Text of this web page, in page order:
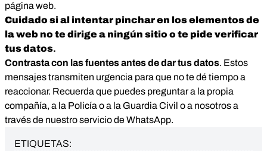
página web.
Cuidado si al intentar pinchar en los elementos de
la web no te dirige a ningún sitio o te pide verificar
tus datos.
Contrasta con las fuentes antes de dar tus datos. Estos
mensajes transmiten urgencia para que no te dé tiempo a
reaccionar. Recuerda que puedes preguntar a la propia
compañía, a la Policía o a la Guardia Civil o a nosotros a
través de nuestro servicio de WhatsApp.
ETIQUETAS: